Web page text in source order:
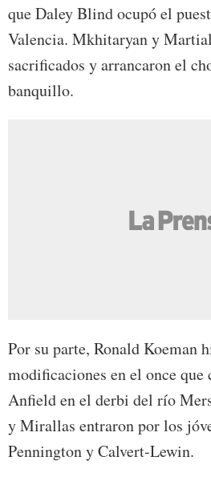
que Daley Blind ocupó el
Valencia. Mkhitaryan y
sacrificados y arrancaron el
banquillo.
Por su parte, Ronald Koeman
modificaciones en el once que
Anfield en el derbi del río
y Mirallas entraron por los
Pennington y Calvert-Lewin.